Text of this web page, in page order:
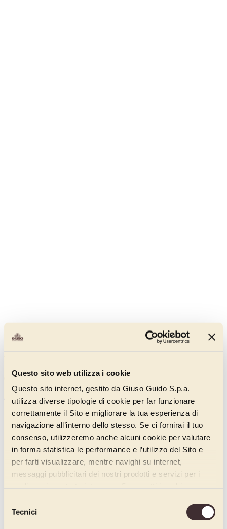
Questo sito web utilizza i cookie
Questo sito internet, gestito da Giuso Guido S.p.a.
utilizza diverse tipologie di cookie per far funzionare
correttamente il Sito e migliorare la tua esperienza di
navigazione all’interno dello stesso. Se ci fornirai il tuo
consenso, utilizzeremo anche alcuni cookie per valutare
in forma statistica le performance e l’utilizzo del Sito e
per farti visualizzare, mentre navighi su internet,
messaggi pubblicitari dei nostri prodotti e servizi per i
delTecnici
050BA320
Discover more